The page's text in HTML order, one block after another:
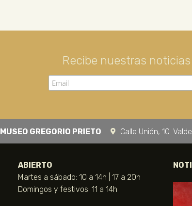
Recibe nuestras
MUSEO GREGORIO PRIETO Calle Unión, 10.
ABIERTO
Martes a sábado: 10 a 14h | 17 a 20h
Domingos y festivos: 11 a 14h